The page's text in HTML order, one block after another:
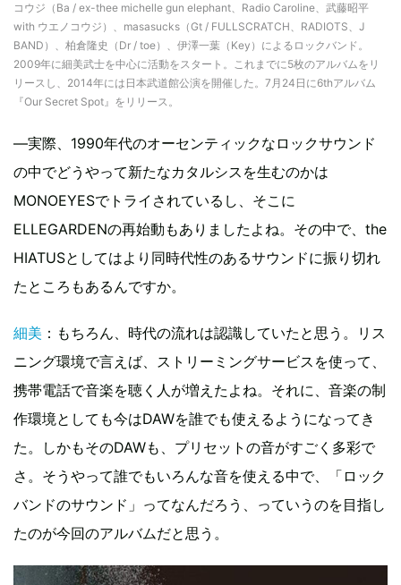
コウジ（Ba / ex-thee michelle gun elephant、Radio Caroline、武藤昭平
with ウエノコウジ）、masasucks（Gt / FULLSCRATCH、RADIOTS、J
BAND）、柏倉隆史（Dr / toe）、伊澤一葉（Key）によるロックバンド。
2009年に細美武士を中心に活動をスタート。これまでに5枚のアルバムをリ
リースし、2014年には日本武道館公演を開催した。7月24日に6thアルバム
『Our Secret Spot』をリリース。
―実際、1990年代のオーセンティックなロックサウンド
の中でどうやって新たなカタルシスを生むのかは
MONOEYESでトライされているし、そこに
ELLEGARDENの再始動もありましたよね。その中で、the
HIATUSとしてはより同時代性のあるサウンドに振り切れ
たところもあるんですか。
細美 ：もちろん、時代の流れは認識していたと思う。リス
ニング環境で言えば、ストリーミングサービスを使って、
携帯電話で音楽を聴く人が増えたよね。それに、音楽の制
作環境としても今はDAWを誰でも使えるようになってき
た。しかもそのDAWも、プリセットの音がすごく多彩で
さ。そうやって誰でもいろんな音を使える中で、「ロック
バンドのサウンド」ってなんだろう、っていうのを目指し
たのが今回のアルバムだと思う。